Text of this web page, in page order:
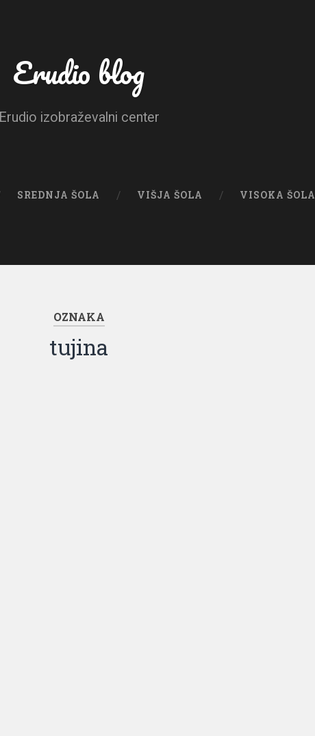
Erudio blog
Erudio izobraževalni center
SREDNJA ŠOLA VIŠJA ŠOLA VISOKA ŠOLA
OZNAKA
tujina